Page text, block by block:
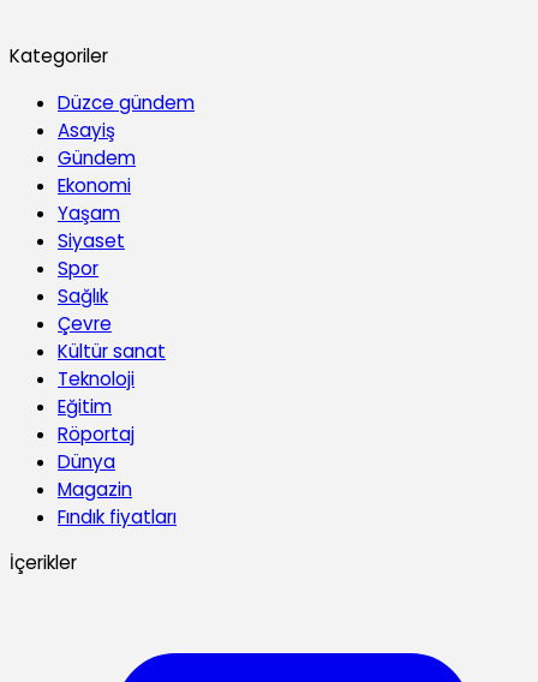
Kategoriler
Düzce gündem
Asayiş
Gündem
Ekonomi
Yaşam
Siyaset
Spor
Sağlık
Çevre
Kültür sanat
Teknoloji
Eğitim
Röportaj
Dünya
Magazin
Fındık fiyatları
İçerikler